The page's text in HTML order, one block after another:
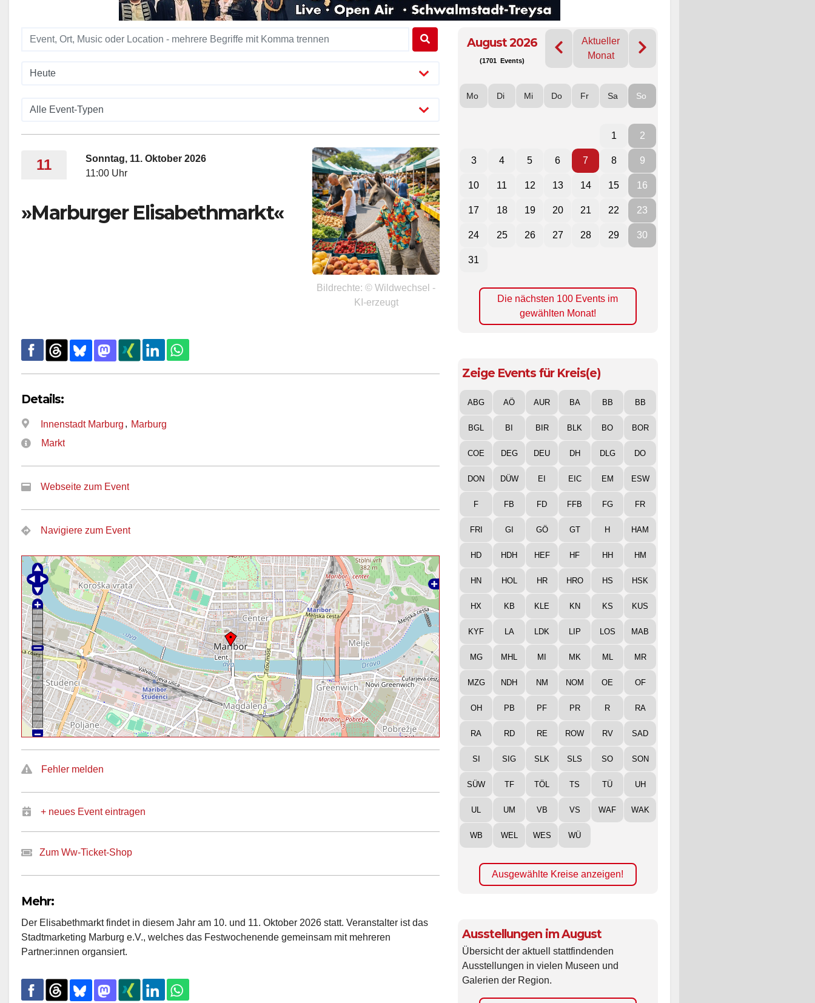
11
Sonntag, 11. Oktober 2026
11:00 Uhr
»Marburger Elisabethmarkt«
Bildrechte: © Wildwechsel -
KI-erzeugt
Details:
Innenstadt Marburg , Marburg
Markt
Webseite zum Event
Navigiere zum Event
Fehler melden
+ neues Event eintragen
Zum Ww-Ticket-Shop
Mehr:
Der Elisabethmarkt findet in diesem Jahr am 10. und 11. Oktober 2026 statt. Veranstalter ist das
Stadtmarketing Marburg e.V., welches das Festwochenende gemeinsam mit mehreren
Partner:innen organsiert.
August 2026
(1701 Events)
Aktueller
Monat
Mo Di Mi Do Fr Sa So
1 2
3 4 5 6 7 8 9
10 11 12 13 14 15 16
17 18 19 20 21 22 23
24 25 26 27 28 29 30
31
Die nächsten 100 Events im
gewählten Monat!
Zeige Events für Kreis(e)
ABG AÖ AUR BA BB BB
BGL BI BIR BLK BO BOR
COE DEG DEU DH DLG DO
DON DÜW EI EIC EM ESW
F FB FD FFB FG FR
FRI GI GÖ GT H HAM
HD HDH HEF HF HH HM
HN HOL HR HRO HS HSK
HX KB KLE KN KS KUS
KYF LA LDK LIP LOS MAB
MG MHL MI MK ML MR
MZG NDH NM NOM OE OF
OH PB PF PR R RA
RA RD RE ROW RV SAD
SI SIG SLK SLS SO SON
SÜW TF TÖL TS TÜ UH
UL UM VB VS WAF WAK
WB WEL WES WÜ
Ausgewählte Kreise anzeigen!
Ausstellungen im August
Übersicht der aktuell stattfindenden
Ausstellungen in vielen Museen und
Galerien der Region.